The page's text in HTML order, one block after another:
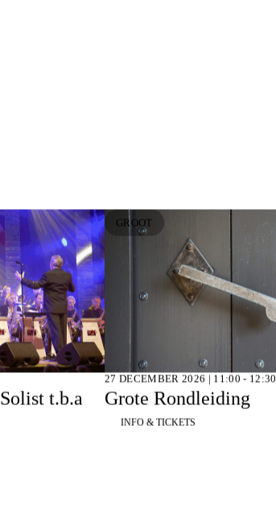
t.b.a
GROOT
27 DECEMBER 2026 | 11:00 - 12:30
Grote Rondleiding
INFO & TICKETS